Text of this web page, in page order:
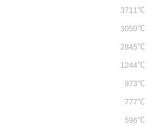
3711℃
3050℃
2845℃
1244℃
973℃
777℃
596℃